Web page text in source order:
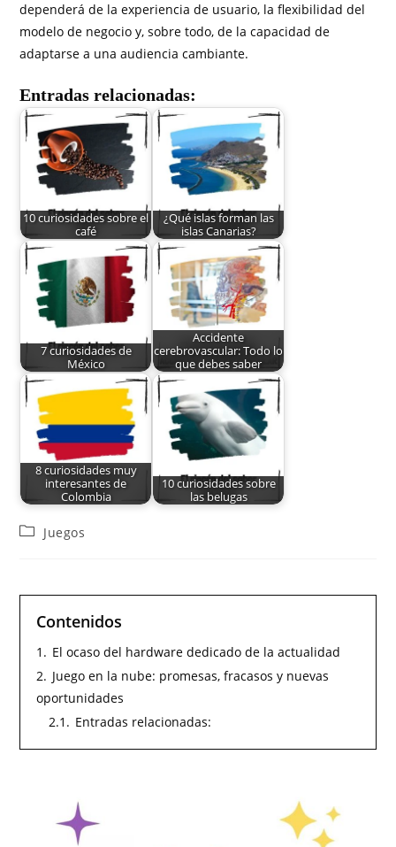
dependerá de la experiencia de usuario, la flexibilidad del
modelo de negocio y, sobre todo, de la capacidad de
adaptarse a una audiencia cambiante.
Entradas relacionadas:
10 curiosidades sobre el
café
¿Qué islas forman las
islas Canarias?
7 curiosidades de
México
Accidente
cerebrovascular: Todo lo
que debes saber
8 curiosidades muy
interesantes de
Colombia
10 curiosidades sobre
las belugas
Juegos
Contenidos
1. El ocaso del hardware dedicado de la actualidad
2. Juego en la nube: promesas, fracasos y nuevas
oportunidades
2.1. Entradas relacionadas: